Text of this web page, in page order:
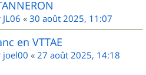
JL06 « 30 août 2025, 11:07
en VTTAE
joel00 « 27 août 2025, 14:18